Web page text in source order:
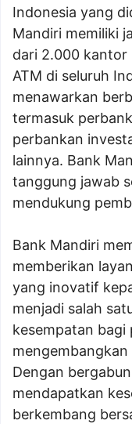
Indonesia yang
Mandiri memiliki
dari 2.000 kantor
ATM di seluruh
menawarkan
termasuk
perbankan
lainnya. Bank
tanggung jawab
mendukung
Bank Mandiri
memberikan
yang inovatif
menjadi salah
kesempatan bagi
Dengan
mendapatkan
berkembang